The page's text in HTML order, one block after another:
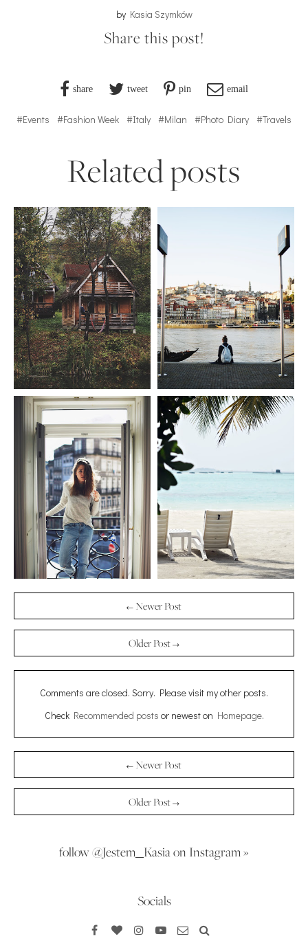
by Kasia Szymków
Share this post!
share tweet pin email
#Events #Fashion Week #Italy #Milan #Photo Diary #Travels
Related posts
← Newer Post
Older Post →
Comments are closed. Sorry. Please visit my other posts.
Check Recommended posts or newest on Homepage.
← Newer Post
Older Post →
follow @Jestem_Kasia on Instagram »
Socials